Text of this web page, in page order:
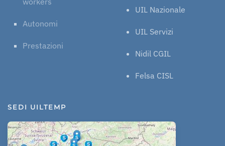
Autonomi
Prestazioni
UIL Nazionale
UIL Servizi
Nidil CGIL
Felsa CISL
SEDI UILTEMP